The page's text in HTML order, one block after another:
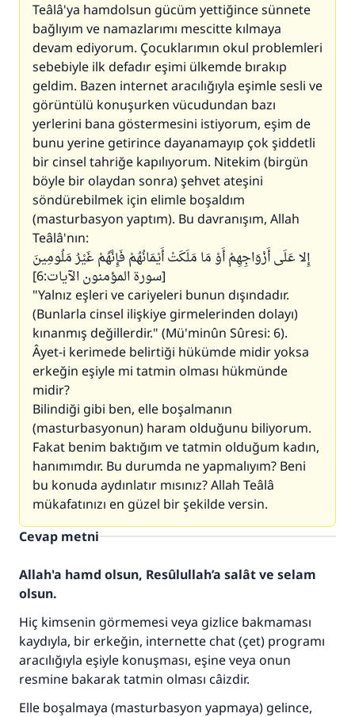
Teâlâ'ya hamdolsun gücüm yettiğince sünnete
bağlıyım ve namazlarımı mescitte kılmaya
devam ediyorum. Çocuklarımın okul problemleri
sebebiyle ilk defadır eşimi ülkemde bırakıp
geldim. Bazen internet aracılığıyla eşimle sesli ve
görüntülü konuşurken vücudundan bazı
yerlerini bana göstermesini istiyorum, eşim de
bunu yerine getirince dayanamayıp çok şiddetli
bir cinsel tahriğe kapılıyorum. Nitekim (birgün
böyle bir olaydan sonra) şehvet ateşini
söndürebilmek için elimle boşaldım
(masturbasyon yaptım). Bu davranışım, Allah
Teâlâ'nın:
إِلا عَلَى أَزْوَاجِهِمْ أَوْ مَا مَلَكَتْ أَيْمَانُهُمْ فَإِنَّهُمْ غَيْرُ مَلُومِينَ
[سورة المؤمنون الآيات:6]
"Yalnız eşleri ve cariyeleri bunun dışındadır.
(Bunlarla cinsel ilişkiye girmelerinden dolayı)
kınanmış değillerdir." (Mü'minûn Sûresi: 6).
Âyet-i kerimede belirtiği hükümde midir yoksa
erkeğin eşiyle mi tatmin olması hükmünde
midir?
Bilindiği gibi ben, elle boşalmanın
(masturbasyonun) haram olduğunu biliyorum.
Fakat benim baktığım ve tatmin olduğum kadın,
hanımımdır. Bu durumda ne yapmalıyım? Beni
bu konuda aydınlatır mısınız? Allah Teâlâ
mükafatınızı en güzel bir şekilde versin.
Cevap metni
Allah'a hamd olsun, Resûlullah’a salât ve selam
olsun.
Hiç kimsenin görmemesi veya gizlice bakmaması
kaydıyla, bir erkeğin, internette chat (çet) programı
aracılığıyla eşiyle konuşması, eşine veya onun
resmine bakarak tatmin olması câizdir.
Elle boşalmaya (masturbasyon yapmaya) gelince,